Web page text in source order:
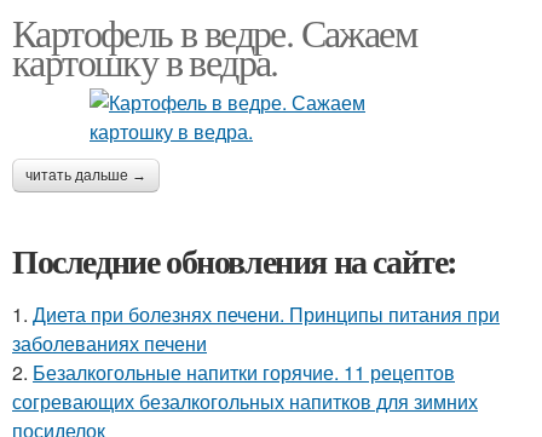
Картофель в ведре. Сажаем
картошку в ведра.
читать дальше →
Последние обновления на сайте:
1. Диета при болезнях печени. Принципы питания при
заболеваниях печени
2. Безалкогольные напитки горячие. 11 рецептов
согревающих безалкогольных напитков для зимних
посиделок